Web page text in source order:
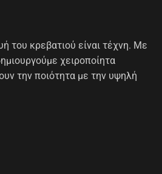
του κρεβατιού είναι τέχνη. Με
χειροποίητα
την ποιότητα με την υψηλή